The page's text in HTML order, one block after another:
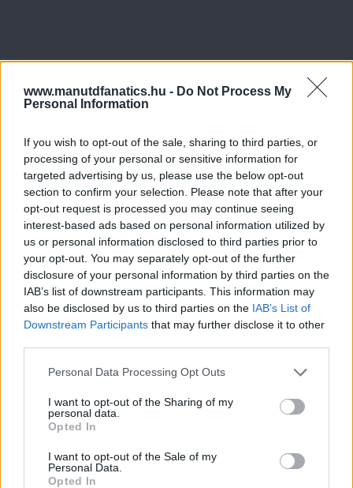
www.manutdfanatics.hu - Do Not Process My
Personal Information
If you wish to opt-out of the sale, sharing to third parties, or
processing of your personal or sensitive information for
targeted advertising by us, please use the below opt-out
section to confirm your selection. Please note that after your
opt-out request is processed you may continue seeing
interest-based ads based on personal information utilized by
us or personal information disclosed to third parties prior to
your opt-out. You may separately opt-out of the further
disclosure of your personal information by third parties on the
IAB’s list of downstream participants. This information may
also be disclosed by us to third parties on the IAB’s List of
Downstream Participants that may further disclose it to other
Please note that this website/app uses one or more Google
not limited to your visit or usage behaviour. You may click to
grant or deny consent to Google and its third-party tags to
use your data for below specified purposes in below Google
consent section.
Personal Data Processing Opt Outs
I want to opt-out of the Sharing of my
personal data.
Opted In
I want to opt-out of the Sale of my
Personal Data.
Opted In
Meccs Center
Paris Saint-Germainvs
Manchester United
Felkészülési szezon 4. mérkőzés
2026-08-08 17:00